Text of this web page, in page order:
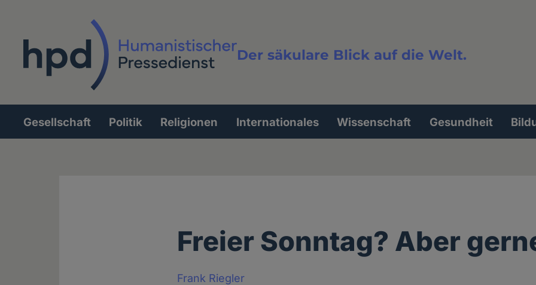
Der säkulare Blick auf die Welt.
Volltextsuche
Hauptnavigation
Gesellschaft Politik Religionen Internationales Wissenschaft Gesundheit
Freier Sonntag? Aber
Frank Riegler